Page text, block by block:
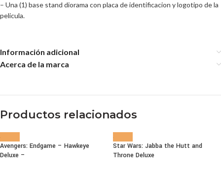
– Una (1) base stand diorama con placa de identificacion y logotipo de la
pelicula.
Información adicional
Acerca de la marca
Productos relacionados
Avengers: Endgame – Hawkeye
Deluxe –
Star Wars: Jabba the Hutt and
Throne Deluxe